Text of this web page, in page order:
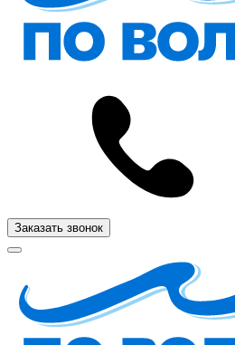
Заказать звонок